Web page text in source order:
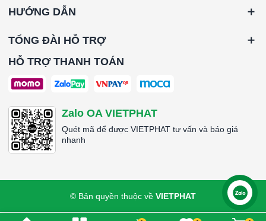
HƯỚNG DẪN
TỔNG ĐÀI HỖ TRỢ
HỖ TRỢ THANH TOÁN
Zalo OA VIETPHAT
Quét mã để được VIETPHAT tư vấn và báo giá
nhanh
© Bản quyền thuộc về VIETPHAT Liên hệ